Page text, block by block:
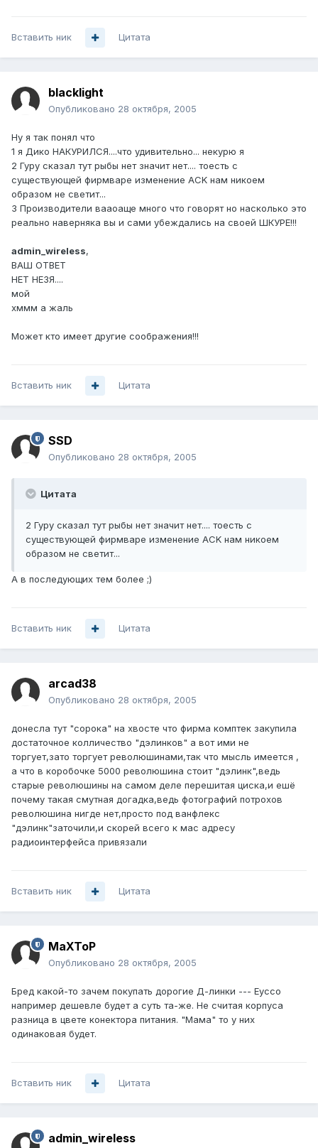
Вставить ник Цитата
blacklight
Опубликовано 28 октября, 2005
Ну я так понял что
1 я Дико НАКУРИЛСЯ....что удивительно... некурю я
2 Гуру сказал тут рыбы нет значит нет.... тоесть с
существующей фирмваре изменение ACK нам никоем
образом не светит...
3 Производители вааоаще много что говорят но насколько это
реально наверняка вы и сами убеждались на своей ШКУРЕ!!!
admin_wireless,
ВАШ ОТВЕТ
НЕТ НЕЗЯ....
мой
хммм а жаль
Может кто имеет другие соображения!!!
Вставить ник Цитата
SSD
Опубликовано 28 октября, 2005
Цитата
2 Гуру сказал тут рыбы нет значит нет.... тоесть с
существующей фирмваре изменение ACK нам никоем
образом не светит...
А в последующих тем более ;)
Вставить ник Цитата
arcad38
Опубликовано 28 октября, 2005
донесла тут "сорока" на хвосте что фирма комптек закупила
достаточное колличество "дэлинков" а вот ими не
торгует,зато торгует революшинами,так что мысль имеется ,
а что в коробочке 5000 революшина стоит "дэлинк",ведь
старые революшины на самом деле перешитая циска,и ешё
почему такая смутная догадка,ведь фотографий потрохов
революшина нигде нет,просто под ванфлекс
"дэлинк"заточили,и скорей всего к мас адресу
радиоинтерфейса привязали
Вставить ник Цитата
MaXToP
Опубликовано 28 октября, 2005
Бред какой-то зачем покупать дорогие Д-линки --- Еуссо
например дешевле будет а суть та-же. Не считая корпуса
разница в цвете конектора питания. "Мама" то у них
одинаковая будет.
Вставить ник Цитата
admin_wireless